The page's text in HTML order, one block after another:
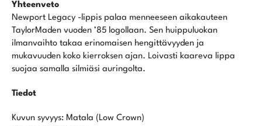
Yhteenveto
Newport Legacy -lippis palaa menneeseen aikakauteen
TaylorMaden vuoden ’85 logollaan. Sen huippuluokan
ilmanvaihto takaa erinomaisen hengittävyyden ja
mukavuuden koko kierroksen ajan. Loivasti kaareva lippa
suojaa samalla silmiäsi auringolta.
Tiedot
Kuvun syvyys: Matala (Low Crown)